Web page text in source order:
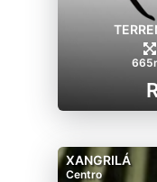
XANGRILÁ
Centro